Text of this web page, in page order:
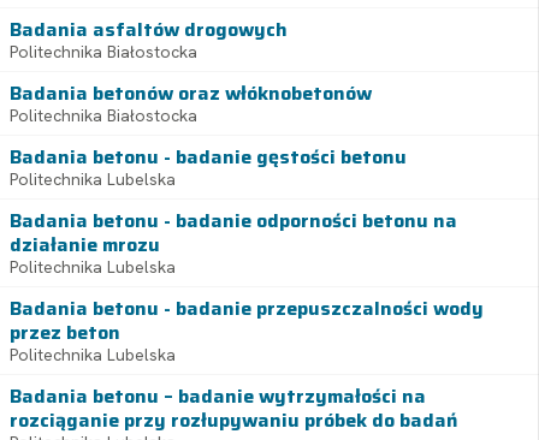
Badania asfaltów drogowych
Politechnika Białostocka
Badania betonów oraz włóknobetonów
Politechnika Białostocka
Badania betonu - badanie gęstości betonu
Politechnika Lubelska
Badania betonu - badanie odporności betonu na
działanie mrozu
Politechnika Lubelska
Badania betonu - badanie przepuszczalności wody
przez beton
Politechnika Lubelska
Badania betonu – badanie wytrzymałości na
rozciąganie przy rozłupywaniu próbek do badań